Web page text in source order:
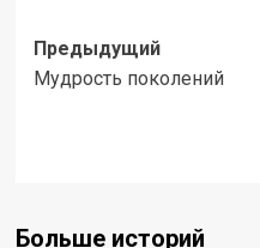
Предыдущий
Мудрость поколений
Больше историй